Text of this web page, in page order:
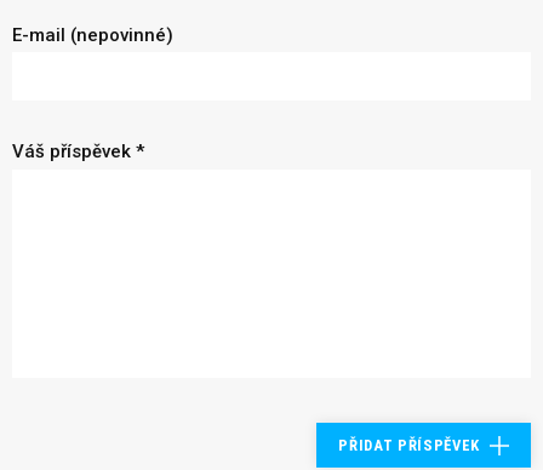
E-mail (nepovinné)
Váš příspěvek *
PŘIDAT PŘÍSPĚVEK